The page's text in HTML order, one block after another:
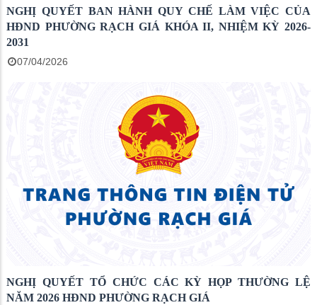
NGHỊ QUYẾT BAN HÀNH QUY CHẾ LÀM VIỆC CỦA
HĐND PHƯỜNG RẠCH GIÁ KHÓA II, NHIỆM KỲ 2026-
2031
07/04/2026
NGHỊ QUYẾT TỔ CHỨC CÁC KỲ HỌP THƯỜNG LỆ
NĂM 2026 HĐND PHƯỜNG RẠCH GIÁ